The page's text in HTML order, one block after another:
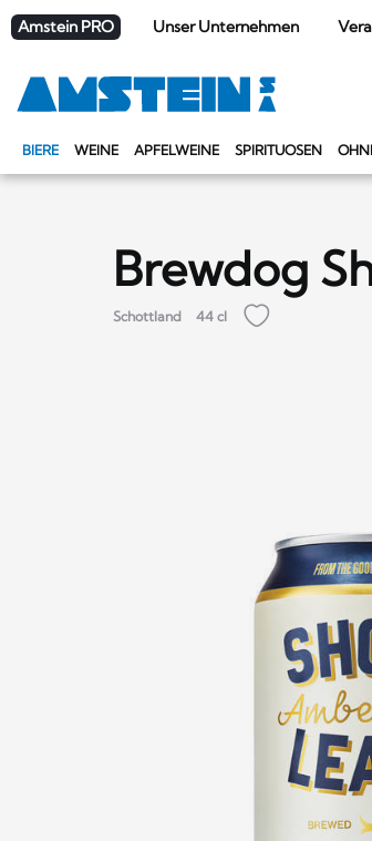
Amstein PRO Unser Unternehmen
BIERE WEINE APFELWEINE SPIRITUOSEN
Brewdog
Schottland 44 cl